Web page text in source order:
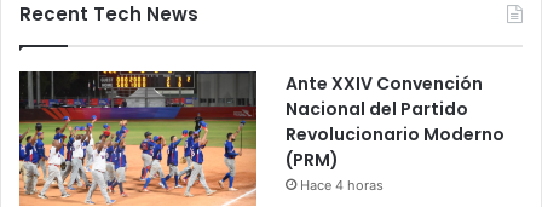
Recent Tech News
Ante XXIV Convención
Nacional del Partido
Revolucionario Moderno
(PRM)
Hace 4 horas